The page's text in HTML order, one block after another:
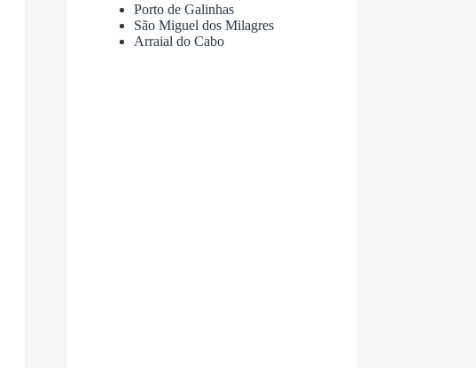
Porto de Galinhas
São Miguel dos Milagres
Arraial do Cabo